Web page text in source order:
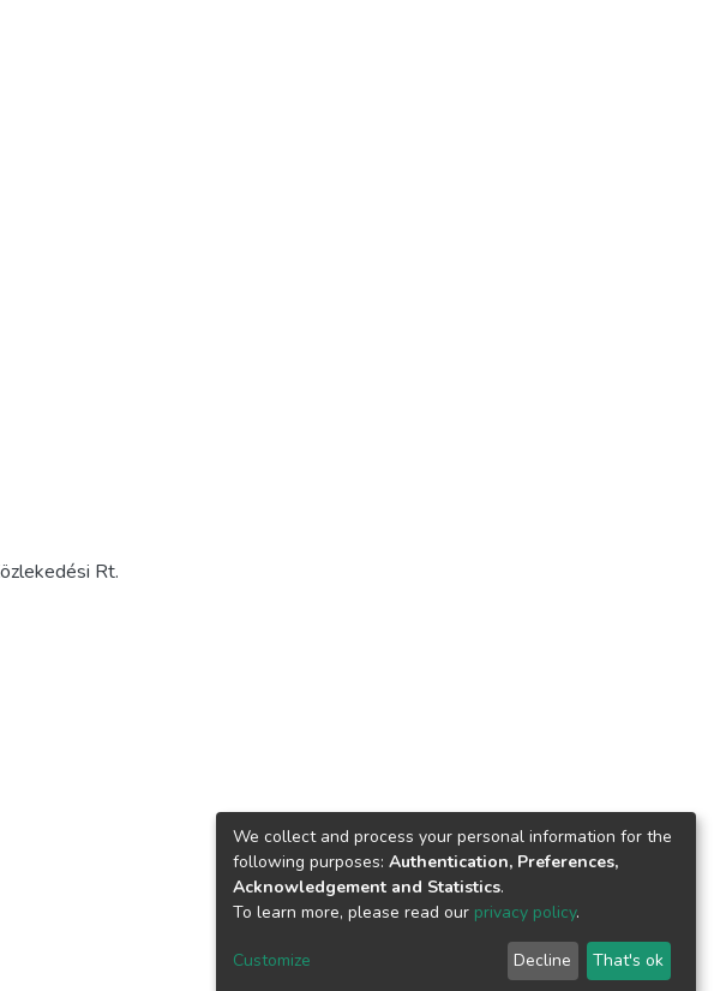
Rt.
We collect and process your personal information for the
following purposes: Authentication, Preferences,
Acknowledgement and Statistics.
To learn more, please read our privacy policy.
Customize Decline That's ok